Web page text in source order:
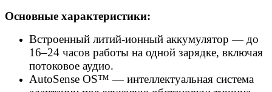
Основные характеристики:
Встроенный литий-ионный аккумулятор — до
16–24 часов работы на одной зарядке, включая
потоковое аудио.
AutoSense OS™ — интеллектуальная система